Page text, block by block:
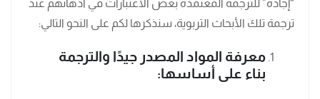
“إجادة” للترجمة المعتمدة بعض الاعتبارات في أذهانهم عند
ترجمة تلك الأبحاث التربوية، سنذكرها لكم على النحو التالي:
معرفة المواد المصدر جيدًا والترجمة
بناء على أساسها: